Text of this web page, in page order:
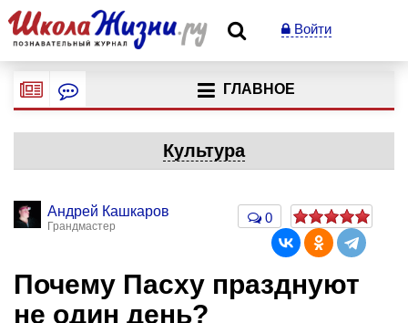
Войти
ГЛАВНОЕ
Культура
Андрей Кашкаров
Грандмастер
0
Почему Пасху празднуют
не один день?